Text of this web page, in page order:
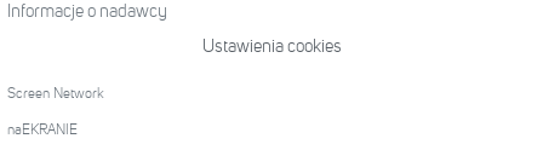
Informacje o nadawcy
Ustawienia cookies
Screen Network
naEKRANIE